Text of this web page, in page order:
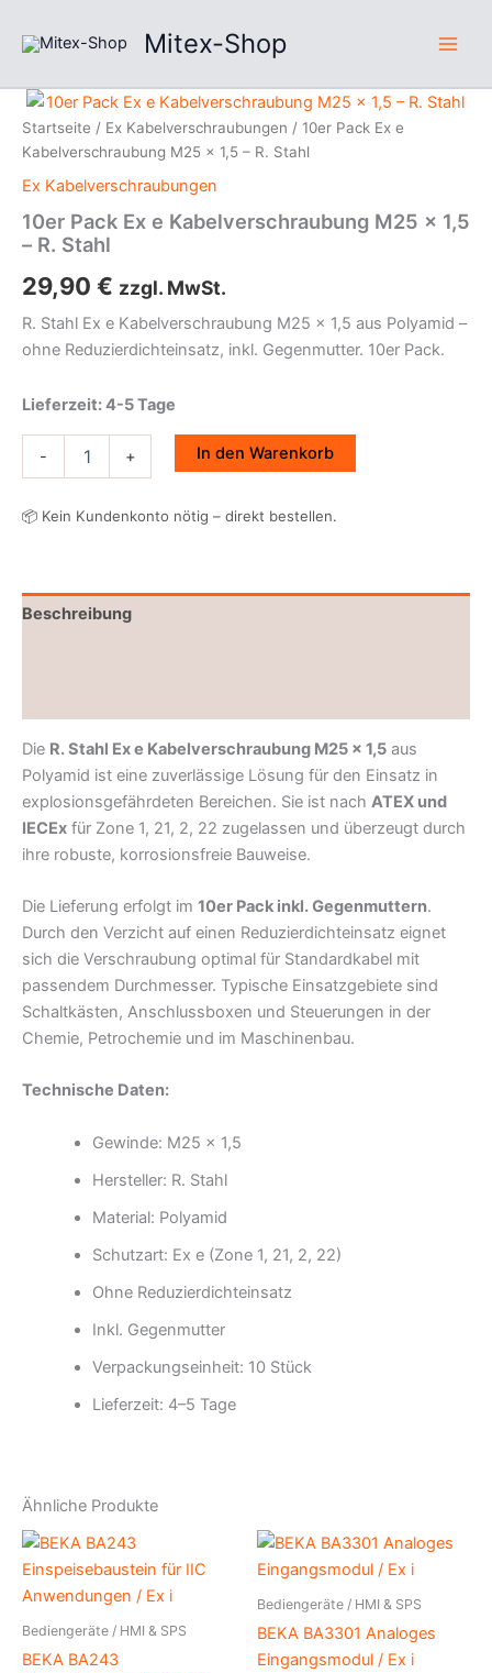
Inhalt
Mitex-Shop
Startseite / Ex Kabelverschraubungen / 10er Pack Ex e
Kabelverschraubung M25 x 1,5 – R. Stahl
Ex Kabelverschraubungen
10er Pack Ex e Kabelverschraubung M25 x 1,5
– R. Stahl
29,90 € zzgl. MwSt.
R. Stahl Ex e Kabelverschraubung M25 x 1,5 aus Polyamid –
ohne Reduzierdichteinsatz, inkl. Gegenmutter. 10er Pack.
Lieferzeit: 4-5 Tage
-
10er
Pack
Ex
Kabelverschraubung
x
1,5
–
R.
Stahl
Menge
+ In den Warenkorb
📦 Kein Kundenkonto nötig – direkt bestellen.
Beschreibung
Die R. Stahl Ex e Kabelverschraubung M25 x 1,5 aus
Polyamid ist eine zuverlässige Lösung für den Einsatz in
explosionsgefährdeten Bereichen. Sie ist nach ATEX und
IECEx für Zone 1, 21, 2, 22 zugelassen und überzeugt durch
ihre robuste, korrosionsfreie Bauweise.
Die Lieferung erfolgt im 10er Pack inkl. Gegenmuttern.
Durch den Verzicht auf einen Reduzierdichteinsatz eignet
sich die Verschraubung optimal für Standardkabel mit
passendem Durchmesser. Typische Einsatzgebiete sind
Schaltkästen, Anschlussboxen und Steuerungen in der
Chemie, Petrochemie und im Maschinenbau.
Technische Daten:
Gewinde: M25 x 1,5
Hersteller: R. Stahl
Material: Polyamid
Schutzart: Ex e (Zone 1, 21, 2, 22)
Ohne Reduzierdichteinsatz
Inkl. Gegenmutter
Verpackungseinheit: 10 Stück
Lieferzeit: 4–5 Tage
Ähnliche Produkte
Bediengeräte / HMI & SPS
BEKA BA243
Bediengeräte / HMI & SPS
BEKA BA3301 Analoges
Eingangsmodul / Ex i